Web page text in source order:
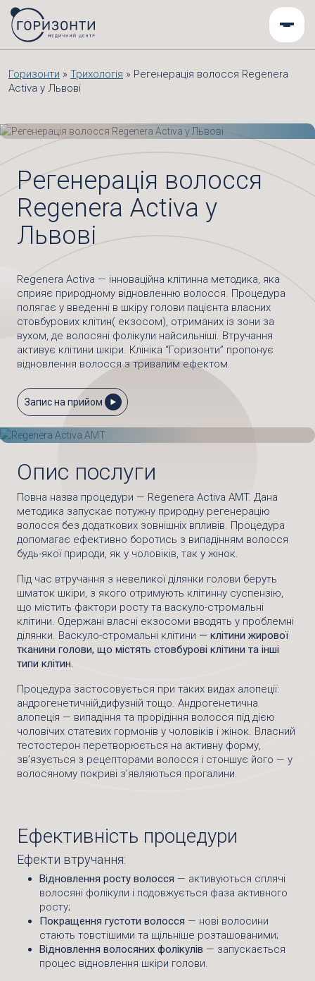
Горизонти » Трихологія » Регенерація волосся Regenera
Activa у Львові
Регенерація волосся
Regenera Activa у
Львові
Regenera Activa — інноваційна клітинна методика, яка
сприяє природному відновленню волосся. Процедура
полягає у введенні в шкіру голови пацієнта власних
стовбурових клітин( екзосом), отриманих із зони за
вухом, де волосяні фолікули найсильніші. Втручання
активує клітини шкіри. Клініка “Горизонти” пропонує
відновлення волосся з тривалим ефектом.
Запис на прийом
Опис послуги
Повна назва процедури — Regenera Activa AMT. Дана
методика запускає потужну природну регенерацію
волосся без додаткових зовнішніх впливів. Процедура
допомагає ефективно боротись з випадінням волосся
будь-якої природи, як у чоловіків, так у жінок.
Під час втручання з невеликої ділянки голови беруть
шматок шкіри, з якого отримують клітинну суспензію,
що містить фактори росту та васкуло-стромальні
клітини. Одержані власні екзосоми вводять у проблемні
ділянки. Васкуло-стромальні клітини — клітини жирової
тканини голови, що містять стовбурові клітини та інші
типи клітин.
Процедура застосовується при таких видах алопеції:
андрогенетичній,дифузній тощо. Андрогенетична
алопеція — випадіння та прорідіння волосся під дією
чоловічих статевих гормонів у чоловіків і жінок. Власний
тестостерон перетворюється на активну форму,
зв’язується з рецепторами волосся і стоншує його — у
волосяному покриві з’являються прогалини.
Ефективність процедури
Ефекти втручання:
Відновлення росту волосся — активуються сплячі
волосяні фолікули і подовжується фаза активного
росту;
Покращення густоти волосся — нові волосини
стають товстішими та щільніше розташованими;
Відновлення волосяних фолікулів — запускається
процес відновлення шкіри голови.